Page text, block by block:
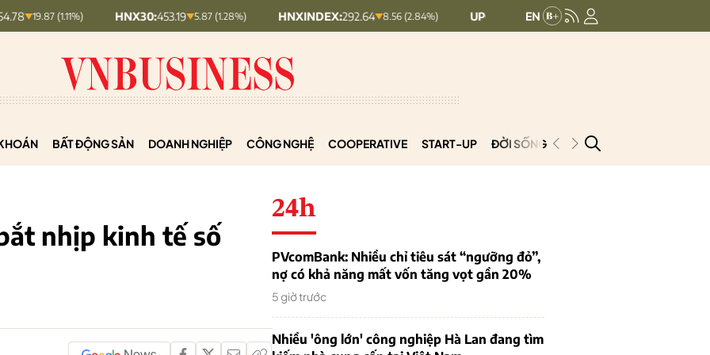
(1.11%) HNX30: 453.19 5.87 (1.28%) HNXINDEX:292.64 8.56 (2.84%) UPCOMINDEX: + 0.03 (+0.02%)
BẤT ĐỘNG SẢN DOANH NGHIỆP CÔNG NGHỆ COOPERATIVE START-UP ĐỜI SỐNG PODCAST
nhịp kinh tế số
24h
PVcomBank: Nhiều chỉ tiêu sát “ngưỡng đỏ”,
nợ có khả năng mất vốn tăng vọt gần 20%
5 giờ trước
Nhiều 'ông lớn' công nghiệp Hà Lan đang tìm